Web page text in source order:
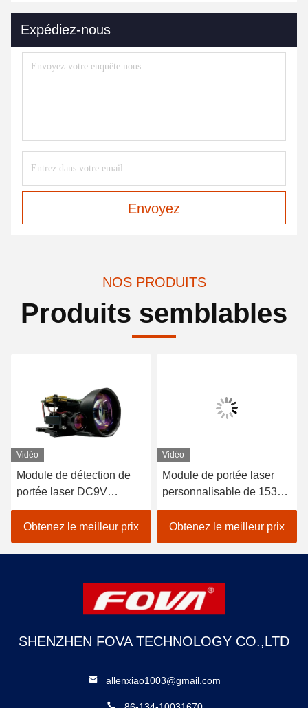
Expédiez-nous
Envoyez
NOS PRODUITS
Produits semblables
Vidéo
Module de détection de
portée laser DC9V
Système photoélectrique
Détecter la distance cible
120g, Mesure de la
distance laser
Obtenez le meilleur prix
Vidéo
Module de portée laser
personnalisable de 1535
nm portée de 6 km
Performance stable de
98% de précision YZT-CJ-
0610A
Obtenez le meilleur prix
SHENZHEN FOVA TECHNOLOGY CO.,LTD
allenxiao1003@gmail.com